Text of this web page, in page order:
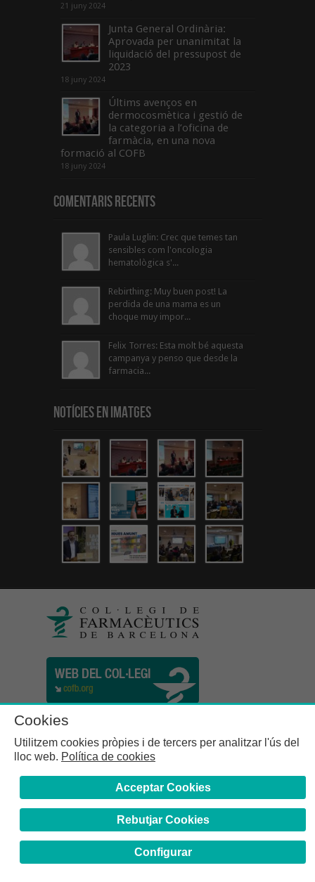
21 juny 2024
Junta General Ordinària:
Aprovada per unanimitat la
liquidació del pressupost de
2023
18 juny 2024
Últims avenços en
dermocosmètica i gestió de
la categoria a l’oficina de
farmàcia, en una nova
formació al COFB
18 juny 2024
Comentaris Recents
Paula Luglin: Crec que temes tan
sensibles com l'oncologia
hematològica s'...
Rebirthing: Muy buen post! La
perdida de una mama es un
choque muy impor...
Felix Torres: Esta molt bé aquesta
campanya y penso que desde la
farmacia...
Notícies en Imatges
Col·legi de Farmacèutics de la Província de Barcelona | C.
Girona, n° 64-66 - 08009 Barcelona | Tel. (34) 932 44 07 10
Cookies
Utilitzem cookies pròpies i de tercers per analitzar l'ús del
lloc web. Política de cookies
Acceptar Cookies
Rebutjar Cookies
Configurar